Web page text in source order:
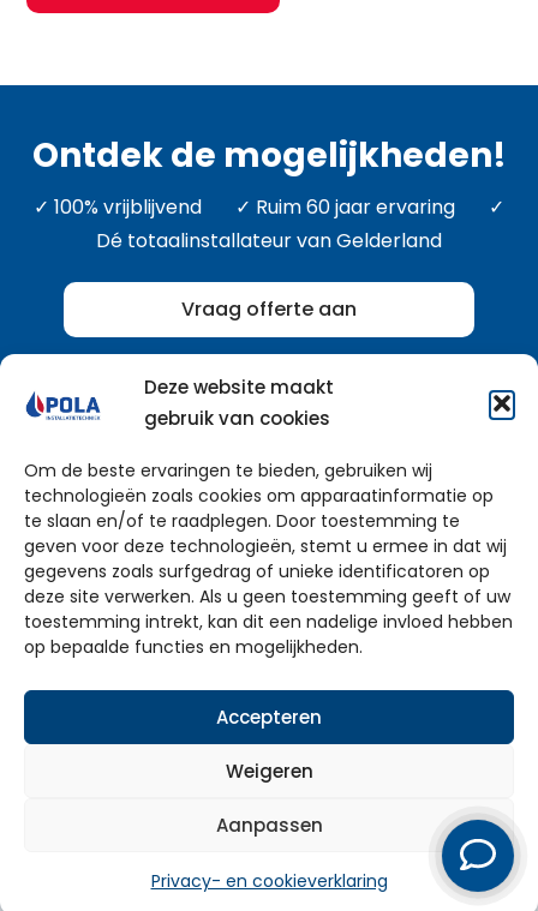
Deze website maakt
gebruik van cookies
Om de beste ervaringen te bieden, gebruiken wij
technologieën zoals cookies om apparaatinformatie op
te slaan en/of te raadplegen. Door toestemming te
geven voor deze technologieën, stemt u ermee in dat wij
gegevens zoals surfgedrag of unieke identificatoren op
deze site verwerken. Als u geen toestemming geeft of uw
toestemming intrekt, kan dit een nadelige invloed hebben
op bepaalde functies en mogelijkheden.
Accepteren
Weigeren
Aanpassen
Privacy- en cookieverklaring
Ontdek de mogelijkheden!
✓ 100% vrijblijvend ✓ Ruim 60 jaar ervaring ✓
Dé totaalinstallateur van Gelderland
Vraag offerte aan
Bel ons direct
Particulier
Zakelijk
Over ons
Service
© 2026 Pola
Disclaimer